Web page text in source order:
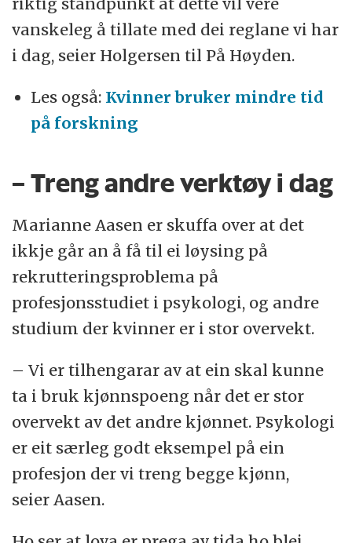
vanskeleg å tillate med dei reglane vi har
i dag, seier Holgersen til På Høyden.
Les også: Kvinner bruker mindre tid
på forskning
– Treng andre verktøy i dag
Marianne Aasen er skuffa over at det
ikkje går an å få til ei løysing på
rekrutteringsproblema på
profesjonsstudiet i psykologi, og andre
studium der kvinner er i stor overvekt.
– Vi er tilhengarar av at ein skal kunne
ta i bruk kjønnspoeng når det er stor
overvekt av det andre kjønnet. Psykologi
er eit særleg godt eksempel på ein
profesjon der vi treng begge kjønn,
seier Aasen.